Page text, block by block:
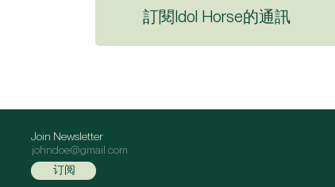
訂閱Idol Horse的通訊
Join Newsletter